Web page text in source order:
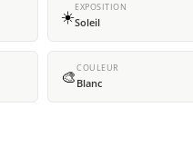
☀️EXPOSITION
Soleil
🎨COULEUR
Blanc